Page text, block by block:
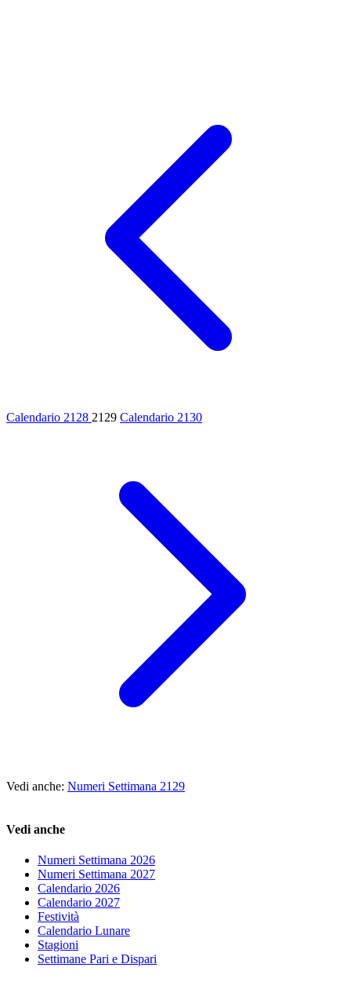
Calendario 2128 2129 Calendario 2130
Vedi anche: Numeri Settimana 2129
Vedi anche
Numeri Settimana 2026
Numeri Settimana 2027
Calendario 2026
Calendario 2027
Festività
Calendario Lunare
Stagioni
Settimane Pari e Dispari